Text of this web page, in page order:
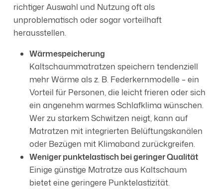
richtiger Auswahl und Nutzung oft als
unproblematisch oder sogar vorteilhaft
herausstellen.
Wärmespeicherung
Kaltschaummatratzen speichern tendenziell
mehr Wärme als z. B. Federkernmodelle – ein
Vorteil für Personen, die leicht frieren oder sich
ein angenehm warmes Schlafklima wünschen.
Wer zu starkem Schwitzen neigt, kann auf
Matratzen mit integrierten Belüftungskanälen
oder Bezügen mit Klimaband zurückgreifen.
Weniger punktelastisch bei geringer Qualität
Einige günstige Matratze aus Kaltschaum
bietet eine geringere Punktelastizität.